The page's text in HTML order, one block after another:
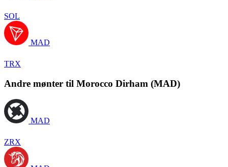
SOL
MAD
TRX
Andre mønter til Morocco Dirham (MAD)
MAD
ZRX